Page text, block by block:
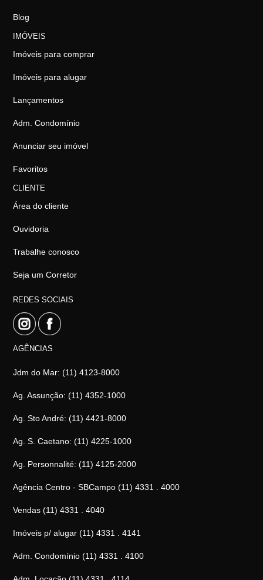
Blog
IMÓVEIS
Imóveis para comprar
Imóveis para alugar
Lançamentos
Adm. Condomínio
Anunciar seu imóvel
Favoritos
CLIENTE
Área do cliente
Ouvidoria
Trabalhe conosco
Seja um Corretor
REDES SOCIAIS
AGÊNCIAS
Jdm do Mar: (11) 4123-8000
Ag. Assunção: (11) 4352-1000
Ag. Sto André: (11) 4421-8000
Ag. S. Caetano: (11) 4225-1000
Ag. Personnalité: (11) 4125-2000
Agência Centro - SBCampo (11) 4331 . 4000
Vendas (11) 4331 . 4040
Imóveis p/ alugar (11) 4331 . 4141
Adm. Condomínio (11) 4331 . 4100